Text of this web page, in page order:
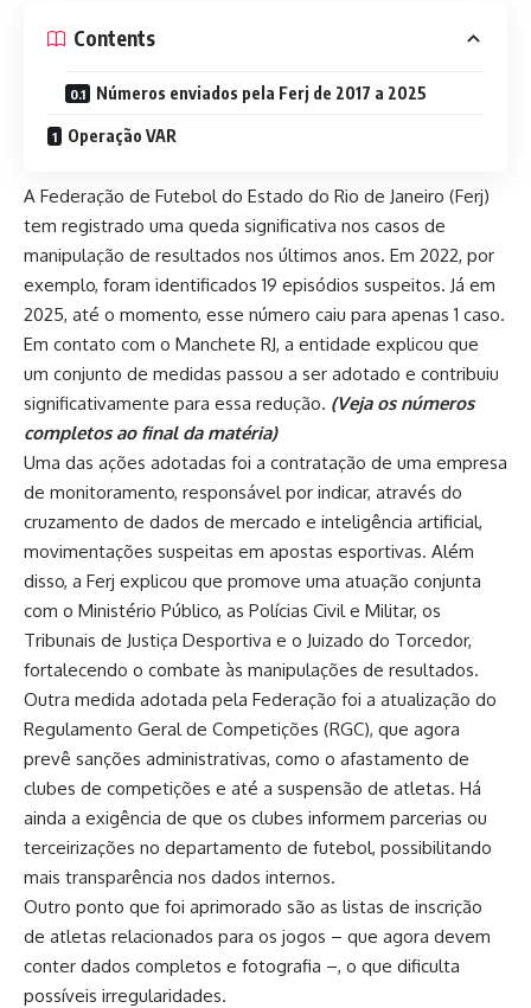
Contents
Números enviados pela Ferj de 2017 a 2025
Operação VAR
A Federação de Futebol do Estado do Rio de Janeiro (Ferj)
tem registrado uma queda significativa nos casos de
manipulação de resultados nos últimos anos. Em 2022, por
exemplo, foram identificados 19 episódios suspeitos. Já em
2025, até o momento, esse número caiu para apenas 1 caso.
Em contato com o Manchete RJ, a entidade explicou que
um conjunto de medidas passou a ser adotado e contribuiu
significativamente para essa redução. (Veja os números
completos ao final da matéria)
Uma das ações adotadas foi a contratação de uma empresa
de monitoramento, responsável por indicar, através do
cruzamento de dados de mercado e inteligência artificial,
movimentações suspeitas em apostas esportivas. Além
disso, a Ferj explicou que promove uma atuação conjunta
com o Ministério Público, as Polícias Civil e Militar, os
Tribunais de Justiça Desportiva e o Juizado do Torcedor,
fortalecendo o combate às manipulações de resultados.
Outra medida adotada pela Federação foi a atualização do
Regulamento Geral de Competições (RGC), que agora
prevê sanções administrativas, como o afastamento de
clubes de competições e até a suspensão de atletas. Há
ainda a exigência de que os clubes informem parcerias ou
terceirizações no departamento de futebol, possibilitando
mais transparência nos dados internos.
Outro ponto que foi aprimorado são as listas de inscrição
de atletas relacionados para os jogos – que agora devem
conter dados completos e fotografia –, o que dificulta
possíveis irregularidades.